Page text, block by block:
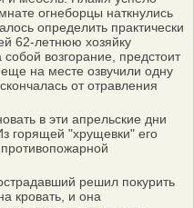
огнеборцы наткнулись
определить практически
62-летнюю хозяйку
возгорание, предстоит
на месте озвучили одну
от отравления
в эти апрельские дни
горящей "хрущевки" его
решил покурить
кровать, и она